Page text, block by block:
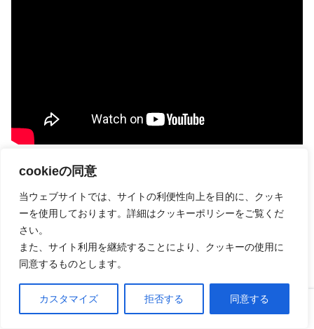
cookieの同意
当ウェブサイトでは、サイトの利便性向上を目的に、クッキ
ーを使用しております。詳細はクッキーポリシーをご覧くだ
さい。
また、サイト利用を継続することにより、クッキーの使用に
同意するものとします。
カスタマイズ 拒否する 同意する
使い方
温度設定
左右のパネルを両方オンにしたり、片方だけにしたり